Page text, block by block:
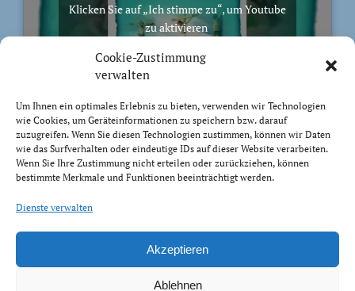
Cookie-Zustimmung
verwalten
Um Ihnen ein optimales Erlebnis zu bieten, verwenden wir Technologien
wie Cookies, um Geräteinformationen zu speichern bzw. darauf
zuzugreifen. Wenn Sie diesen Technologien zustimmen, können wir Daten
wie das Surfverhalten oder eindeutige IDs auf dieser Website verarbeiten.
Wenn Sie Ihre Zustimmung nicht erteilen oder zurückziehen, können
bestimmte Merkmale und Funktionen beeinträchtigt werden.
Dienste verwalten
Akzeptieren
Ablehnen
Klicken Sie auf „Ich stimme zu“, um Youtube
zu aktivieren
Ich stimme zu
BIBELVERS DES TAGES
Trachtet nach dem, was droben ist, nicht nach dem,
was auf Erden ist.